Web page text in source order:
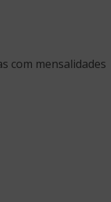
com mensalidades